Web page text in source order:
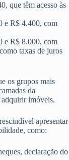
que têm acesso às
e R$ 4.400, com
e R$ 8.000, com
taxas de juros
os grupos mais
da
imóveis.
apresentar
como:
declaração do